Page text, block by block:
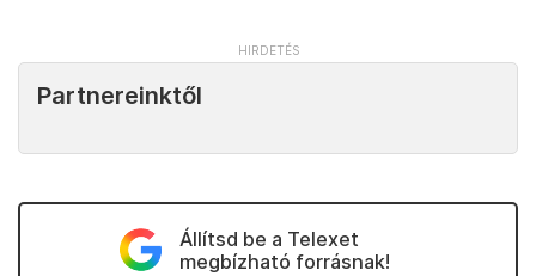
Partnereinktől
Állítsd be a Telexet
megbízható forrásnak!